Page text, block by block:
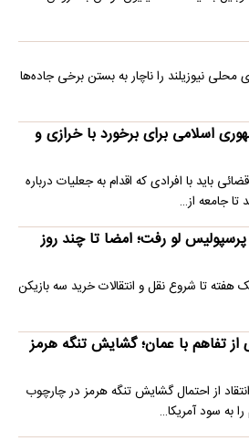
تکرار است
فراری
شایعه مربوط معافیت سربازان فراری را
حصاری بدون بدلکار در سریال
سکانس‌های خطرناک سریال «رویای
داد.
جاشوهای غریب دریا
زمان دیگری به خطر…
کویت با جنگنده اف-۵
درباره درگیری ایران و آمریکا، از ساعتی
لگویی جدیدی…